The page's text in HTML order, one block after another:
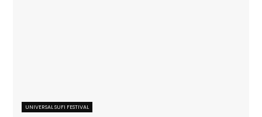
UNIVERSAL SUFI FESTIVAL